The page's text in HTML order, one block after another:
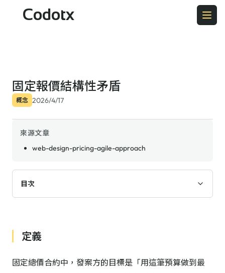
Codotx
固定報價結構性矛盾
概念 2026/4/17
來源文章
web-design-pricing-agile-approach
目次
定義
固定總價合約中，發案方的目標是「用這筆預算做到最